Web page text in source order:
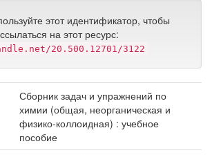
этот идентификатор, чтобы
на этот ресурс:
20.500.12701/3122
Сборник задач и упражнений по
химии (общая, неорганическая и
физико-коллоидная) : учебное
пособие